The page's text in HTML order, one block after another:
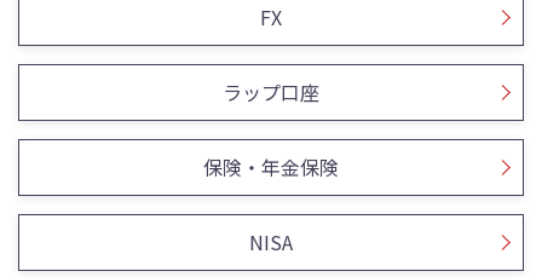
FX
ラップ口座
保険・年金保険
NISA